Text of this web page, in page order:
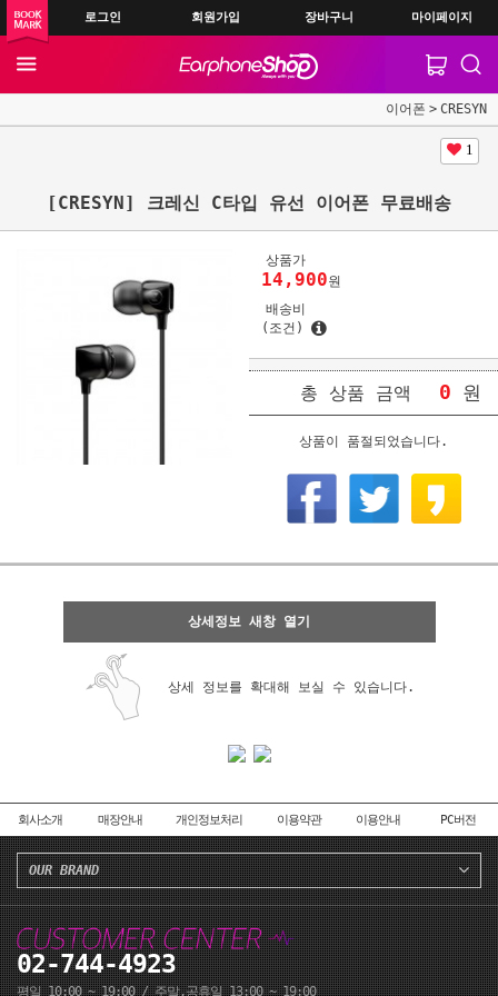
로그인 회원가입 장바구니 마이페이지
이어폰 CRESYN
1
[CRESYN] 크레신 C타입 유선 이어폰 무료배송
상품가
14,900원
배송비
(조건)
총 상품 금액 0 원
상품이 품절되었습니다.
상세정보 새창 열기
상세 정보를 확대해 보실 수 있습니다.
회사소개 매장안내 개인정보처리 이용약관 이용안내 PC버전
OUR BRAND
02-744-4923
평일 10:00 ~ 19:00 / 주말,공휴일 13:00 ~ 19:00